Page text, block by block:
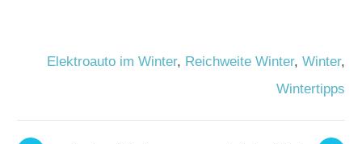
Elektroauto im Winter, Reichweite Winter, Winter,
Wintertipps